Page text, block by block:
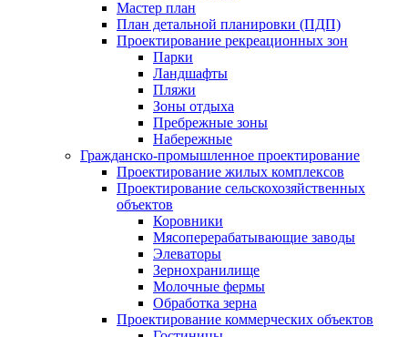
Мастер план
План детальной планировки (ПДП)
Проектирование рекреационных зон
Парки
Ландшафты
Пляжи
Зоны отдыха
Пребрежные зоны
Набережные
Гражданско-промышленное проектирование
Проектирование жилых комплексов
Проектирование сельскохозяйственных
объектов
Коровники
Мясоперерабатывающие заводы
Элеваторы
Зернохранилище
Молочные фермы
Обработка зерна
Проектирование коммерческих объектов